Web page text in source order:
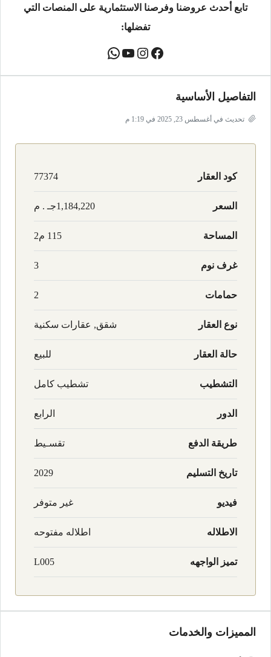
تابع أحدث عروضنا وفرصنا الاستثمارية على المنصات التي
تفضلها:
التفاصيل الأساسية
تحديث في أغسطس 23, 2025 في 1:19 م
كود العقار 77374
السعر 1,184,220جـ . م
المساحة 115 م2
غرف نوم 3
حمامات 2
نوع العقار شقق, عقارات سكنية
حالة العقار للبيع
التشطيب تشطيب كامل
الدور الرابع
طريقة الدفع تقسـيط
تاريخ التسليم 2029
فيديو غير متوفر
الاطلاله اطلاله مفتوحه
تميز الواجهه L005
المميزات والخدمات